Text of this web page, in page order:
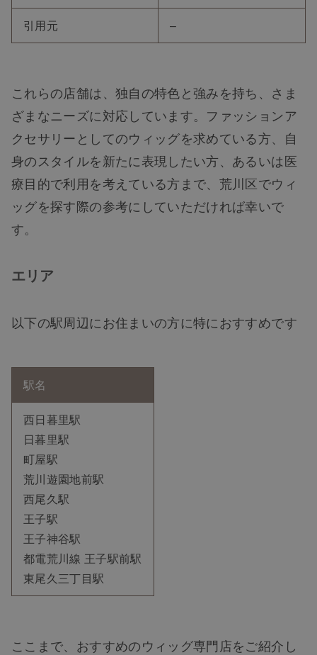
引用元 –
これらの店舗は、独自の特色と強みを持ち、さま
ざまなニーズに対応しています。ファッションア
クセサリーとしてのウィッグを求めている方、自
身のスタイルを新たに表現したい方、あるいは医
療目的で利用を考えている方まで、荒川区でウィ
ッグを探す際の参考にしていただければ幸いで
す。
エリア
以下の駅周辺にお住まいの方に特におすすめです
駅名
西日暮里駅
日暮里駅
町屋駅
荒川遊園地前駅
西尾久駅
王子駅
王子神谷駅
都電荒川線 王子駅前駅
東尾久三丁目駅
ここまで、おすすめのウィッグ専門店をご紹介し